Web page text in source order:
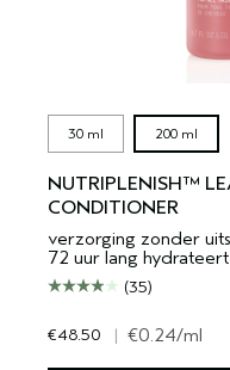
30 ml 200 ml
NUTRIPLENISH™
CONDITIONER
verzorging zonder
72 uur lang
(35)
€48.50 | €0.24/ml